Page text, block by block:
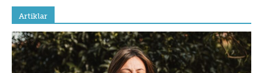
Artiklar